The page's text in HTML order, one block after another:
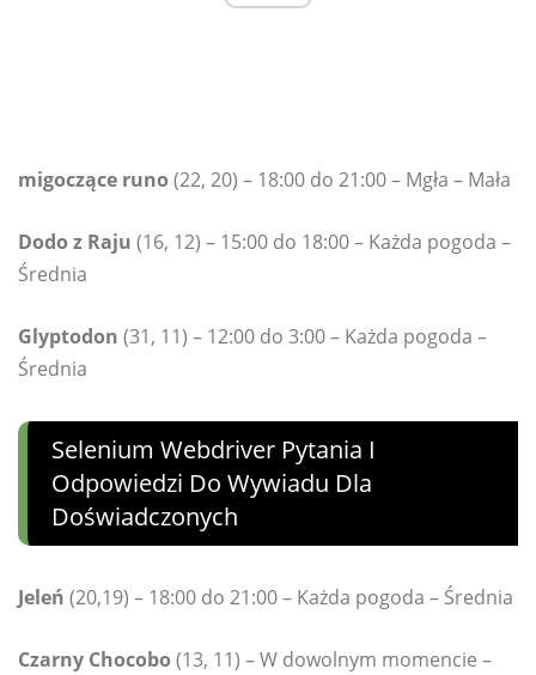
migoczące runo (22, 20) – 18:00 do 21:00 – Mgła – Mała
Dodo z Raju (16, 12) – 15:00 do 18:00 – Każda pogoda –
Średnia
Glyptodon (31, 11) – 12:00 do 3:00 – Każda pogoda –
Średnia
Selenium Webdriver Pytania I
Odpowiedzi Do Wywiadu Dla
Doświadczonych
Jeleń (20,19) – 18:00 do 21:00 – Każda pogoda – Średnia
Czarny Chocobo (13, 11) – W dowolnym momencie –